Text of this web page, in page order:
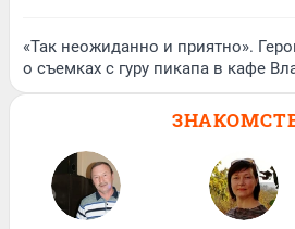
«Так неожиданно и приятно».
о съемках с гуру пикапа в кафе